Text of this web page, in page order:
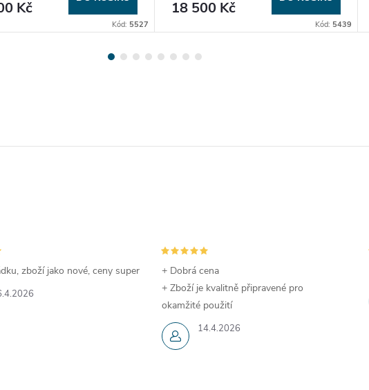
Kč
Kód: 5527
18 500 Kč
Kód: 5439
zboží jako nové, ceny super
14.4.2026
+ Dobrá cena
+ Zboží je kvalitně připravené pro
okamžité použití